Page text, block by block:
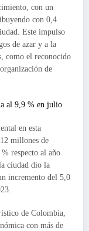
con un
con 0,4
Este impulso
de azar y a la
como el reconocido
de
al 9,9 % en julio
en esta
millones de
respecto al año
ciudad dio la
incremento del 5,0
de Colombia,
con más de